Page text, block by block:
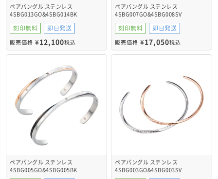
ペアバングル ステンレス
4SBG013GO&4SBG014BK
刻印無料 即日発送
販売価格 ¥12,100税込
ペアバングル ステンレス
4SBG007GO&4SBG008SV
刻印無料 即日発送
販売価格 ¥17,050税込
ペアバングル ステンレス
4SBG005GO&4SBG005BK
ペアバングル ステンレス
4SBG003GO&4SBG003SV